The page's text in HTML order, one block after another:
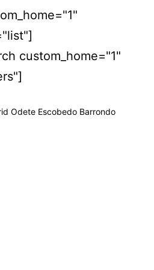
custom_home="1"
Odete Escobedo Barrondo